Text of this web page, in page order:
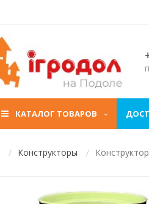
КАТАЛОГ ТОВАРОВ
Конструкторы